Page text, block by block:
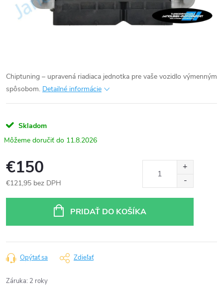
Chiptuning – upravená riadiaca jednotka pre vaše vozidlo výmenným
spôsobom. Detailné informácie
Skladom
11.8.2026
€150
€121,95 bez DPH
PRIDAŤ DO KOŠÍKA
Opýtať sa Zdieľať
Záruka: 2 roky